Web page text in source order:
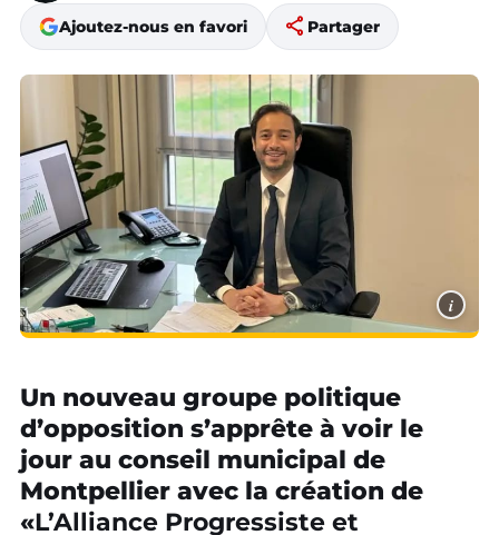
Ajoutez-nous en favori share Partager
i
Un nouveau groupe politique
d’opposition s’apprête à voir le
jour au conseil municipal de
Montpellier avec la création de
«L’Alliance Progressiste et